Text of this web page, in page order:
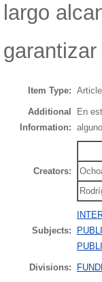
largo
Item Type: Article
Additional
Information:
En
Creators:
Subjects:
Divisions: